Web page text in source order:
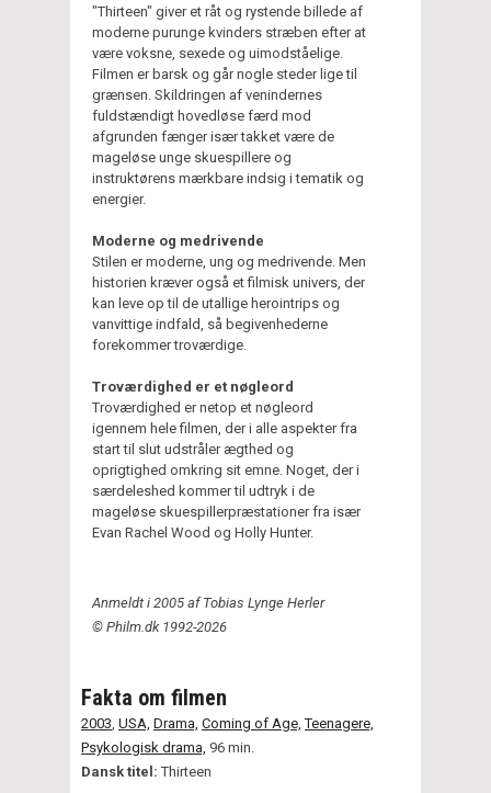
"Thirteen" giver et råt og rystende billede af
moderne purunge kvinders stræben efter at
være voksne, sexede og uimodståelige.
Filmen er barsk og går nogle steder lige til
grænsen. Skildringen af venindernes
fuldstændigt hovedløse færd mod
afgrunden fænger især takket være de
mageløse unge skuespillere og
instruktørens mærkbare indsig i tematik og
energier.
Moderne og medrivende
Stilen er moderne, ung og medrivende. Men
historien kræver også et filmisk univers, der
kan leve op til de utallige herointrips og
vanvittige indfald, så begivenhederne
forekommer troværdige.
Troværdighed er et nøgleord
Troværdighed er netop et nøgleord
igennem hele filmen, der i alle aspekter fra
start til slut udstråler ægthed og
oprigtighed omkring sit emne. Noget, der i
særdeleshed kommer til udtryk i de
mageløse skuespillerpræstationer fra især
Evan Rachel Wood og Holly Hunter.
Anmeldt i 2005 af Tobias Lynge Herler
© Philm.dk 1992-2026
Fakta om filmen
2003 USA, Drama, Coming of Age, Teenagere,
Psykologisk drama, 96 min.
Dansk titel:Thirteen